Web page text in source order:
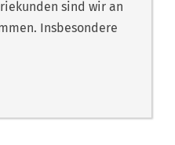
sind wir an
Insbesondere